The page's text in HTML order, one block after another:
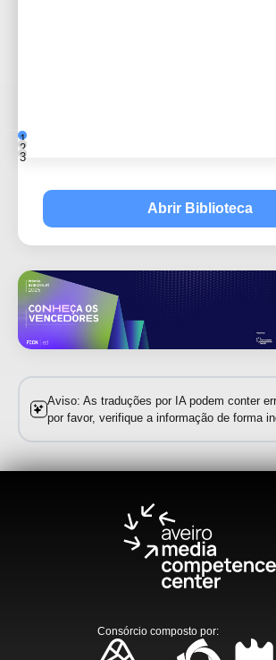
1
2
3
Abrir Biblioteca
Aviso: As traduções por IA podem conter
por favor, verifique a informação de forma
Consórcio composto por: